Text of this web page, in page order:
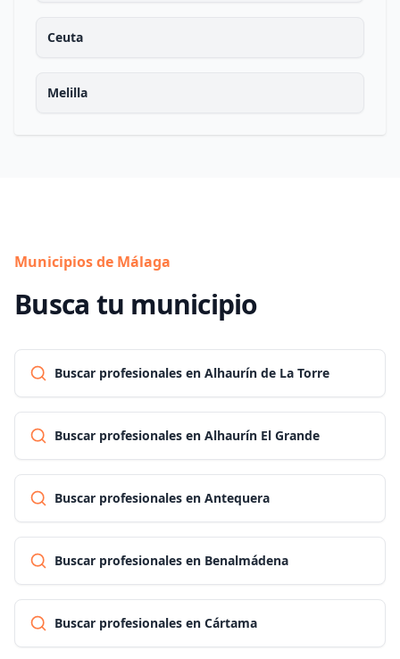
Ceuta
Melilla
Municipios de Málaga
Busca tu municipio
Buscar profesionales en Alhaurín de La Torre
Buscar profesionales en Alhaurín El Grande
Buscar profesionales en Antequera
Buscar profesionales en Benalmádena
Buscar profesionales en Cártama